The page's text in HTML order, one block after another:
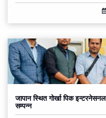
जापान स्थित गोर्खा पिक
सम्पन्न